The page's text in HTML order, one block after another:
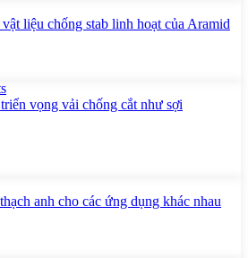
liệu chống stab linh hoạt của Aramid
vọng vải chống cắt như sợi
anh cho các ứng dụng khác nhau